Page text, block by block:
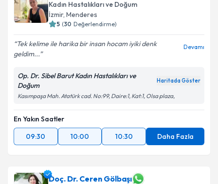
bilgilendireceğiz.
E-posta Adresiniz
Metni'ni okudum ve kişisel verilerimin belirtilen
Kadın Hastalıkları ve Doğum
İzmir, Menderes
5 (30 Değerlendirme)
Tek kelime ile harika bir insan hocam iyiki denk
geldim...
Devamı
Op. Dr. Sibel Barut Kadın Hastalıkları ve
Doğum
Haritada Göster
Kasımpaşa Mah. Atatürk cad. No:99, Daire:1, Kat:1, Olsa plaza,
En Yakın Saatler
09:30
10:00 10:30 Daha Fazla
Doç. Dr. Ceren Gölbaşı